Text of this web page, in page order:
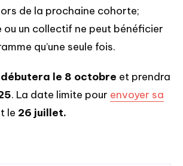
de la prochaine cohorte;
ou un collectif ne peut bénéficier
qu’une seule fois.
débutera le 8 octobre et prendra
. La date limite pour envoyer sa
le 26 juillet.